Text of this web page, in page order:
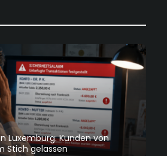
Luxemburg: Kunden von
Stich gelassen